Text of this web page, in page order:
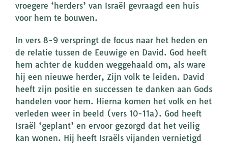
vroegere ‘herders’ van Israël gevraagd een huis
voor hem te bouwen.
In vers 8-9 verspringt de focus naar het heden en
de relatie tussen de Eeuwige en David. God heeft
hem achter de kudden weggehaald om, als ware
hij een nieuwe herder, Zijn volk te leiden. David
heeft zijn positie en successen te danken aan Gods
handelen voor hem. Hierna komen het volk en het
verleden weer in beeld (vers 10-11a). God heeft
Israël ‘geplant’ en ervoor gezorgd dat het veilig
kan wonen. Hij heeft Israëls vijanden vernietigd